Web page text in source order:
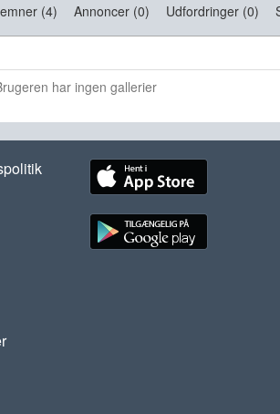
(4) Annoncer (0) Udfordringer (0)
har ingen gallerier